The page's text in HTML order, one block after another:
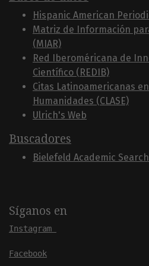
Hispanic American
Matriz de Información
(MIAR)
Red Iberoméricana de
Científico (REDIB)
Citas Latinoamericanas
Humanidades (CLASE)
Ulrich's Web
Buscadores
Bielefeld Academic
Síganos en
Instagram
Facebook